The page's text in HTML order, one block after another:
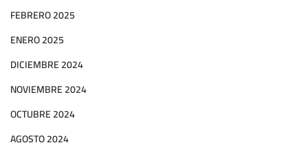
FEBRERO 2025
ENERO 2025
DICIEMBRE 2024
NOVIEMBRE 2024
OCTUBRE 2024
AGOSTO 2024